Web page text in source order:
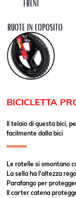
BICICLETTA
Il telaio di questa bici,
facilmente dalla bici
Le rotelle si smontano
La sella ha l'altezza
Parafango per
Il carter catena